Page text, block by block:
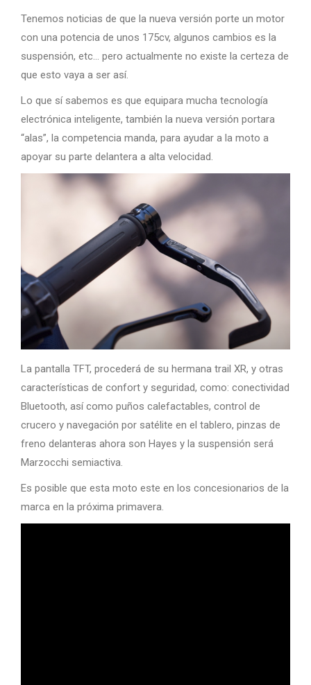
Tenemos noticias de que la nueva versión porte un motor
con una potencia de unos 175cv, algunos cambios es la
suspensión, etc… pero actualmente no existe la certeza de
que esto vaya a ser así.
Lo que sí sabemos es que equipara mucha tecnología
electrónica inteligente, también la nueva versión portara
“alas”, la competencia manda, para ayudar a la moto a
apoyar su parte delantera a alta velocidad.
La pantalla TFT, procederá de su hermana trail XR, y otras
características de confort y seguridad, como: conectividad
Bluetooth, así como puños calefactables, control de
crucero y navegación por satélite en el tablero, pinzas de
freno delanteras ahora son Hayes y la suspensión será
Marzocchi semiactiva.
Es posible que esta moto este en los concesionarios de la
marca en la próxima primavera.